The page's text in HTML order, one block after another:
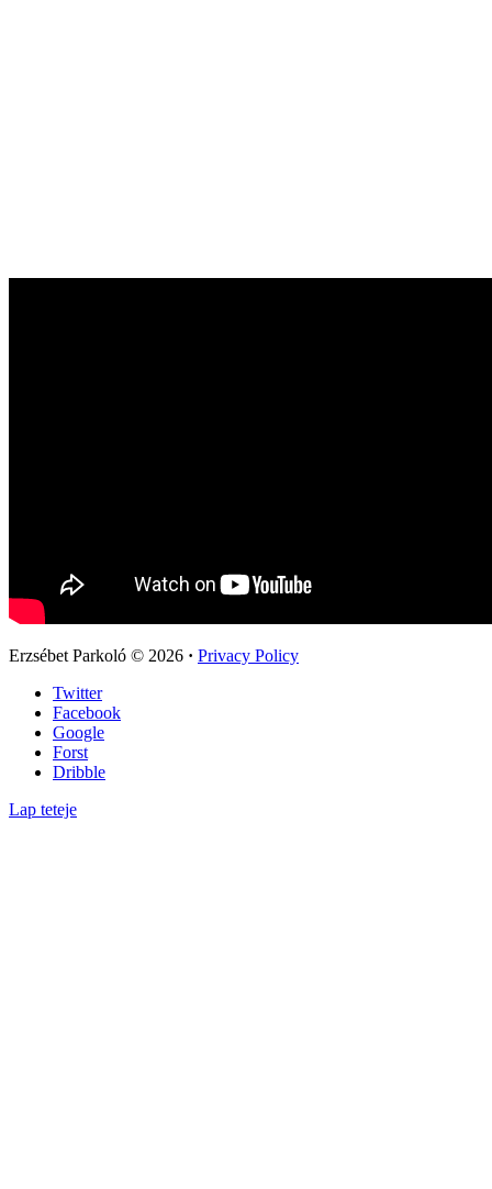
Erzsébet Parkoló © 2026 · Privacy Policy
Twitter
Facebook
Google
Forst
Dribble
Lap teteje